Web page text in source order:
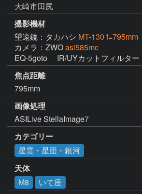
大崎市田尻
撮影機材
望遠鏡：タカハシ MT-130 f=795mm
カメラ：ZWOasi585mc
EQ-5goto 　IR/UYカットフィルター
焦点距離
795mm
画像処理
ASILive StellaImage7
カテゴリー
星雲・星団・銀河
天体
M8
いて座